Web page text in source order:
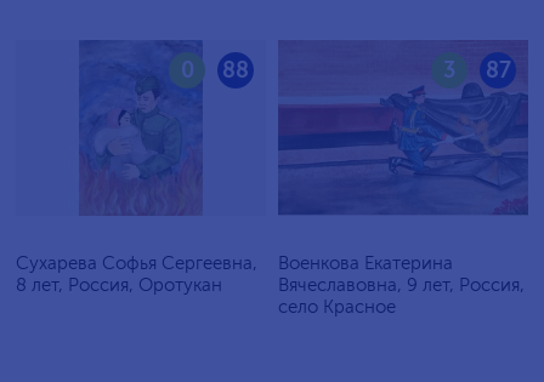
88
0
Сухарева Софья Сергеевна,
8 лет, Россия, Оротукан
87
3
Военкова Екатерина
Вячеславовна, 9 лет, Россия,
село Красное